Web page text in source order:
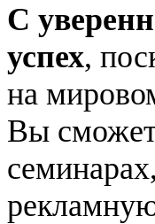
С
успех,
на
Вы